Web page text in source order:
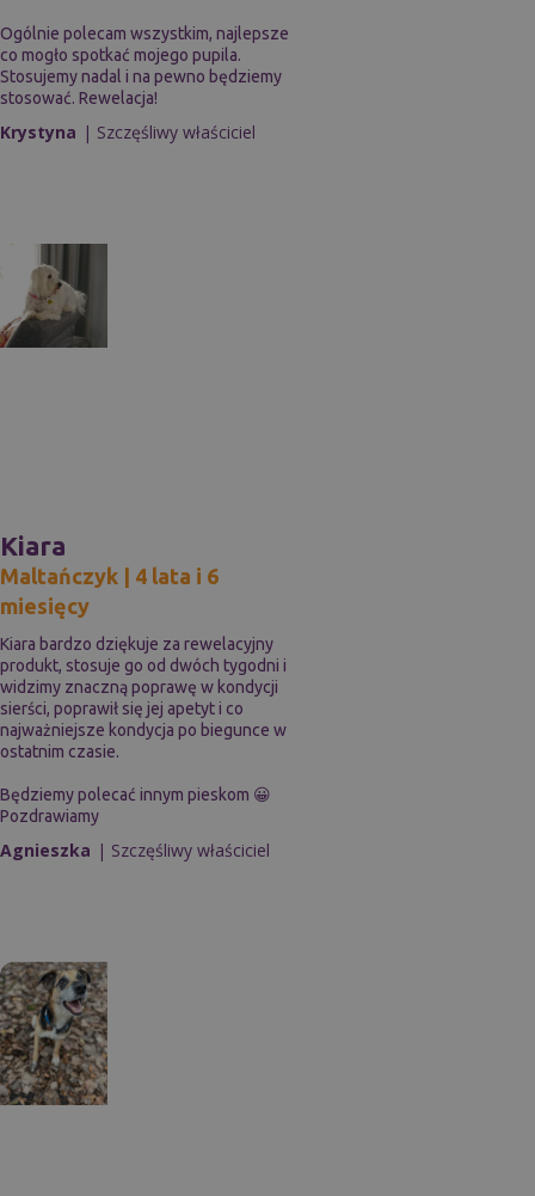
Ogólnie polecam wszystkim, najlepsze
co mogło spotkać mojego pupila.
Stosujemy nadal i na pewno będziemy
stosować. Rewelacja!
Krystyna | Szczęśliwy właściciel
Kiara
Maltańczyk | 4 lata i 6
miesięcy
Kiara bardzo dziękuje za rewelacyjny
produkt, stosuje go od dwóch tygodni i
widzimy znaczną poprawę w kondycji
sierści, poprawił się jej apetyt i co
najważniejsze kondycja po biegunce w
ostatnim czasie.
Będziemy polecać innym pieskom 😀
Pozdrawiamy
Agnieszka | Szczęśliwy właściciel